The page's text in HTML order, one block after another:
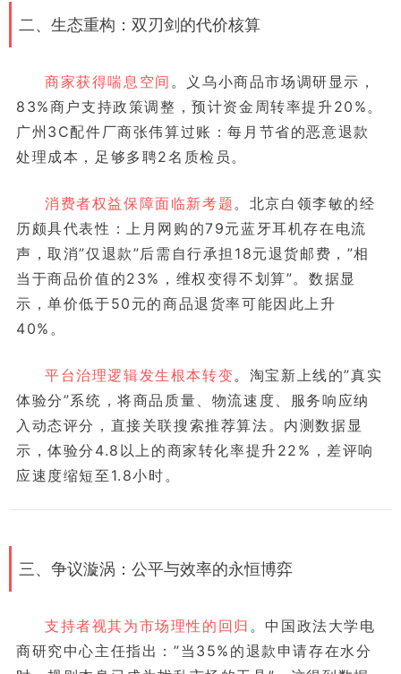
二、生态重构：双刃剑的代价核算
商家获得喘息空间 。义乌小商品市场调研显示，
83%商户支持政策调整，预计资金周转率提升20%。
广州3C配件厂商张伟算过账：每月节省的恶意退款
处理成本，足够多聘2名质检员。
消费者权益保障面临新考题 。北京白领李敏的经
历颇具代表性：上月网购的79元蓝牙耳机存在电流
声，取消”仅退款”后需自行承担18元退货邮费，”相
当于商品价值的23%，维权变得不划算”。数据显
示，单价低于50元的商品退货率可能因此上升
40%。
平台治理逻辑发生根本转变。淘宝新上线的”真实
体验分”系统，将商品质量、物流速度、服务响应纳
入动态评分，直接关联搜索推荐算法。内测数据显
示，体验分4.8以上的商家转化率提升22%，差评响
应速度缩短至1.8小时。
三、争议漩涡：公平与效率的永恒博弈
支持者视其为市场理性的回归 。中国政法大学电
商研究中心主任指出：”当35%的退款申请存在水分